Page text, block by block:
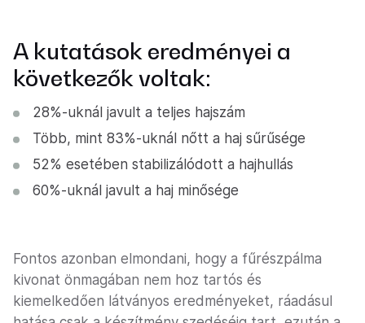
A kutatások eredményei a
következők voltak:
28%-uknál javult a teljes hajszám
Több, mint 83%-uknál nőtt a haj sűrűsége
52% esetében stabilizálódott a hajhullás
60%-uknál javult a haj minősége
Fontos azonban elmondani, hogy a fűrészpálma
kivonat önmagában nem hoz tartós és
kiemelkedően látványos eredményeket, ráadásul